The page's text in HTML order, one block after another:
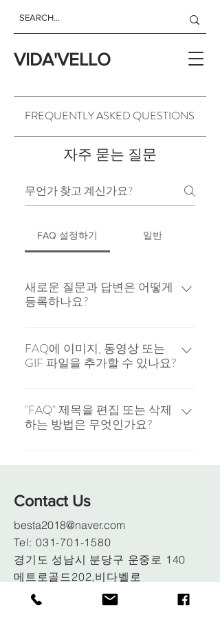
VIDA'VELLO
FREQUENTLY ASKED QUESTIONS
자주 묻는 질문
FAQ 설정하기 일반
새로운 질문과 답변은 어떻게
등록하나요?
음 절차를 참고하세요. 'FAQ 관리' 버
튼 클릭 사이트 대시보드에서 '추가
지정 저장 및 게시 언제든지 FAQ 항
목을 편집하고 순서 및 카테고리를
FAQ에 이미지, 동영상 또는
GIF 파일을 추가할 수 있나요?
가하려면 다음 단계를 참고하세요.
앱 설정 페이지로 이동 'FAQ 관리' 클
릭 라이브러리에 저장된 미디어를
추가한 후 저장 클릭
"FAQ" 제목을 편집 또는 삭제
하는 방법은 무엇인가요?
수 있습니다. 제목을 비공개로 설정
을 비공개로 설정하세요.
Contact Us
besta2018@naver.com
Tel: 031-701-1580
경기도 성남시 분당구 운중로 140
​메트로골드202,비다벨로
베스타(주)